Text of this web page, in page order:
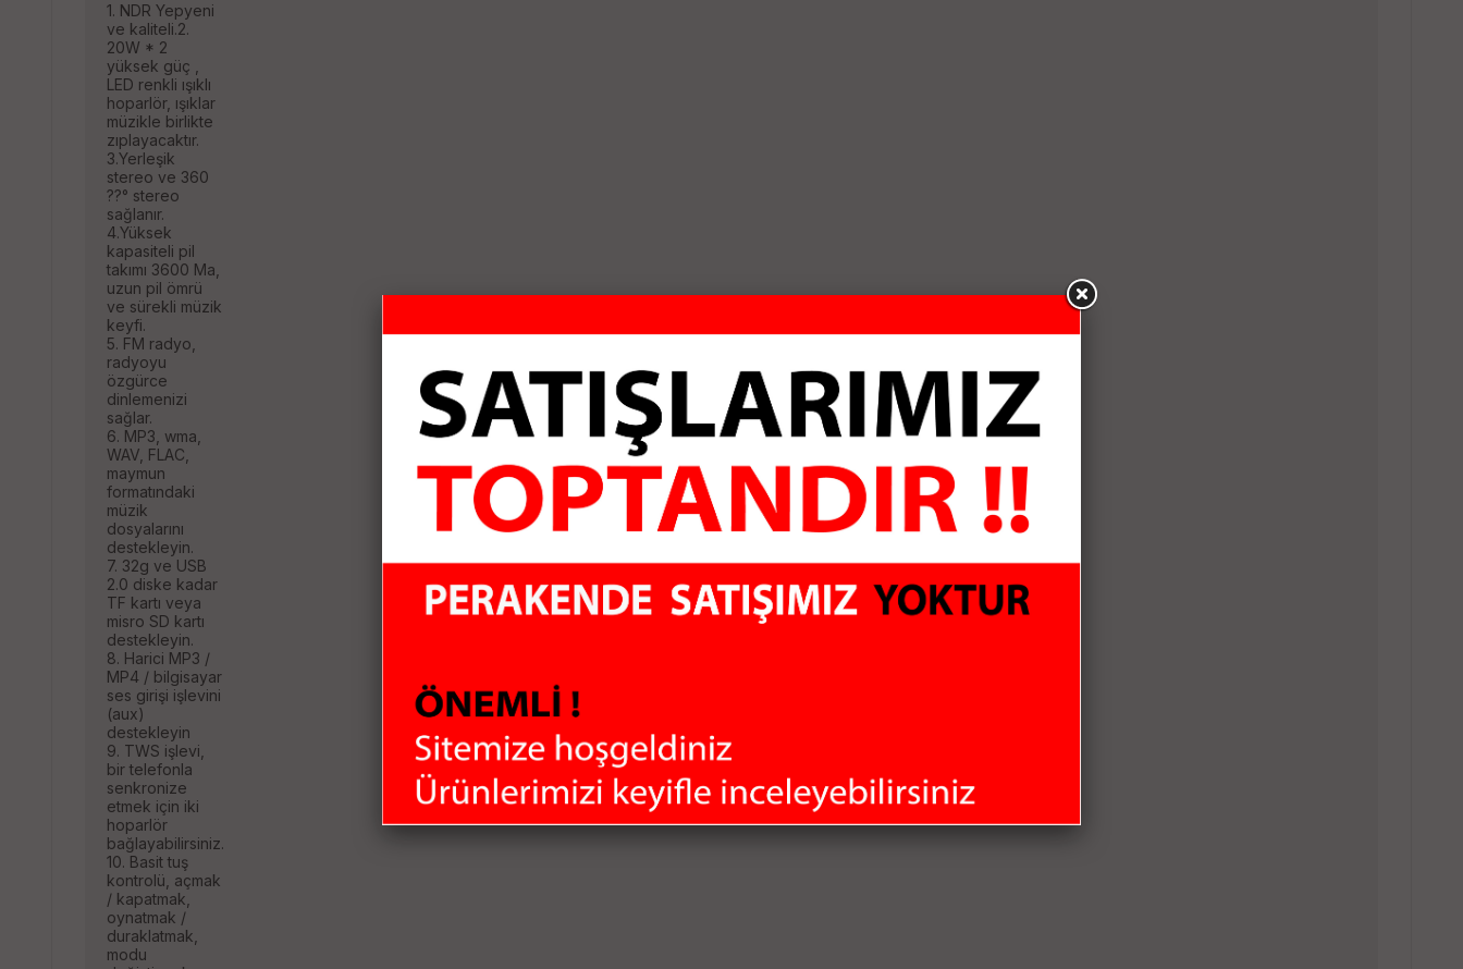
1. NDR Yepyeni
ve kaliteli.2.
20W * 2
yüksek güç ,
LED renkli ışıklı
hoparlör, ışıklar
müzikle birlikte
zıplayacaktır.
3.Yerleşik
stereo ve 360
??° stereo
sağlanır.
4.Yüksek
kapasiteli pil
takımı 3600 Ma,
uzun pil ömrü
ve sürekli müzik
keyfi.
5. FM radyo,
radyoyu
özgürce
dinlemenizi
sağlar.
6. MP3, wma,
WAV, FLAC,
maymun
formatındaki
müzik
dosyalarını
destekleyin.
7. 32g ve USB
2.0 diske kadar
TF kartı veya
misro SD kartı
destekleyin.
8. Harici MP3 /
MP4 / bilgisayar
ses girişi işlevini
(aux)
destekleyin
9. TWS işlevi,
bir telefonla
senkronize
etmek için iki
hoparlör
bağlayabilirsiniz.
10. Basit tuş
kontrolü, açmak
/ kapatmak,
oynatmak /
duraklatmak,
modu